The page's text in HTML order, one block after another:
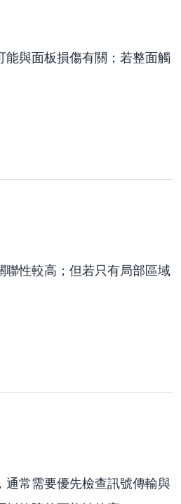
能與面板損傷有關；若整面觸
聯性較高；但若只有局部區域
通常需要優先檢查訊號傳輸與